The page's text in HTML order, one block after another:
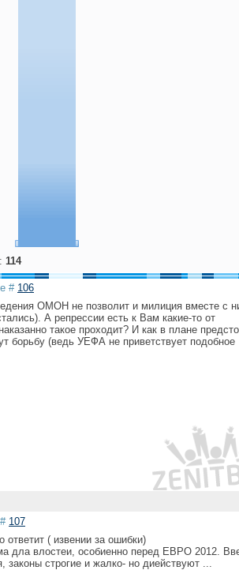
114
# 106
ОМОН не позволит и милиция вместе с
А репрессии есть к Вам какие-то от
такое проходит? И как в плане
борьбу (ведь УЕФА не приветствует подобное
107
ответит ( извении за ошибки)
дла влостеи, особиенно перед ЕВРО 2012.
строгие и жалко- но диействуют ...